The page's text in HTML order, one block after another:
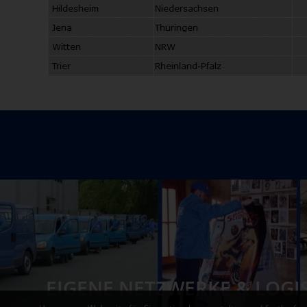
EIGENE NETZWERKE &